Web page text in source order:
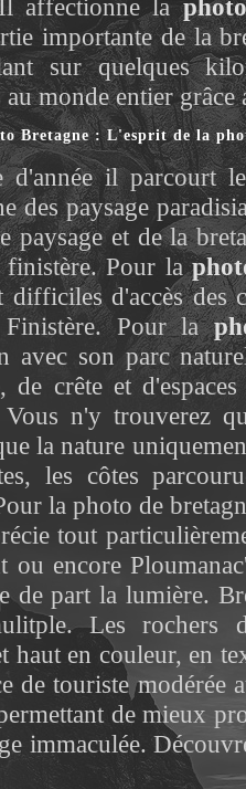
affectionne la
importante de la
sur quelques
au monde entier
Bretagne : L'esprit de la
d'année il parcourt
des paysage
paysage et de la
finistère. Pour la
difficiles d'accès
Finistère. Pour la
avec son parc
de crête et
n'y trouverez
la nature
les côtes
la photo de
tout
ou encore
de part la lumière.
Les
haut en couleur, en
de touriste modérée
de mieux
immaculée.